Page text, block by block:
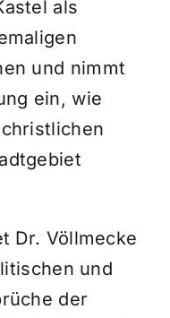
als
und nimmt
ein, wie
Dr. Völlmecke
und
der